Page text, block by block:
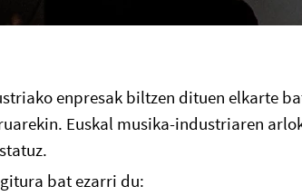
enpresak biltzen dituen elkarte
Euskal musika-industriaren
bat ezarri du: